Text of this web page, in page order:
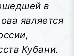
в
является
Кубани.